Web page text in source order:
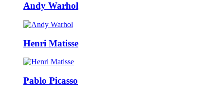
Andy Warhol
Henri Matisse
Pablo Picasso